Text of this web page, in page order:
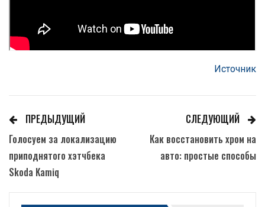
Источник
ПРЕДЫДУЩИЙ
Голосуем за локализацию
приподнятого хэтчбека
Skoda Kamiq
СЛЕДУЮЩИЙ
Как восстановить хром на
авто: простые способы